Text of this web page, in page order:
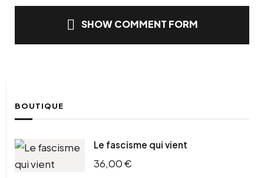
SHOW COMMENT FORM
BOUTIQUE
Le fascisme qui vient
36,00€